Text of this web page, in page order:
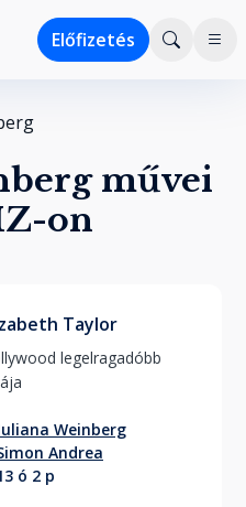
Előfizetés
művei
on
Taylor
legelragadóbb
Weinberg
Andrea
ó 2 p